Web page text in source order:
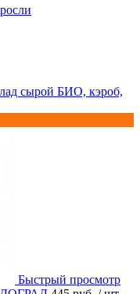
сырой БИО, кэроб,
Быстрый просмотр